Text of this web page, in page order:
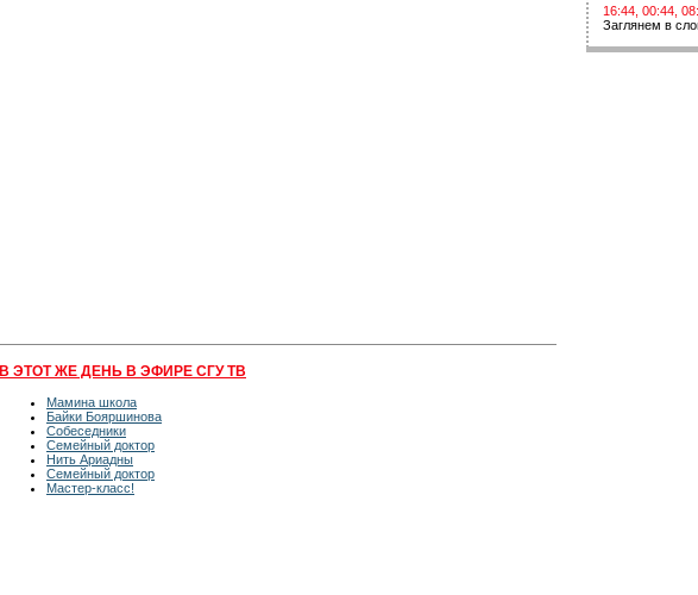
В ЭТОТ ЖЕ ДЕНЬ В ЭФИРЕ СГУ ТВ
Мамина школа
Байки Бояршинова
Собеседники
Семейный доктор
Нить Ариадны
Семейный доктор
Мастер-класс!
16:44, 00:44,
Заглянем в